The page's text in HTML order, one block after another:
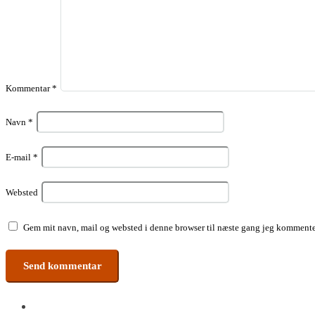
Kommentar*
Navn *
E-mail *
Websted
Gem mit navn, mail og websted i denne browser til næste gang jeg